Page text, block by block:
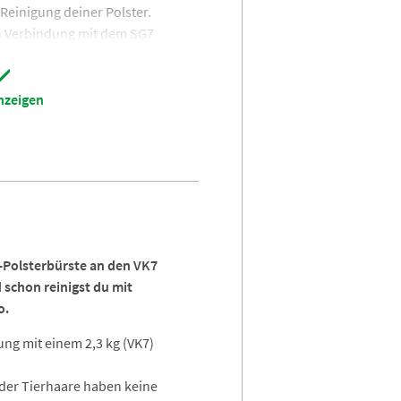
deiner Polster.
Verbindung mit dem SG7
an Komfort und
befestigen. Wenn du
während die andere Hand
an den VK7
schon reinigst du mit
mit einem 2,3 kg (VK7)
Tierhaare haben keine